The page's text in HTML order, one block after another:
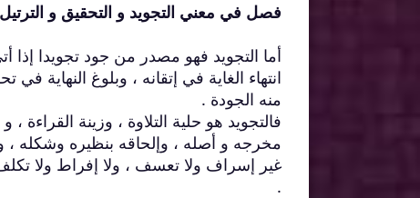
فصل في معني التجويد و التحقيق و الترتيل
أما التجويد فهو مصدر من جود تجويدا إذا
انتهاء الغاية في إتقانه ، وبلوغ النهاية
منه الجودة .
فالتجويد هو حلية التلاوة ، وزينة
مخرجه و أصله ، وإلحاقه بنظيره وشكله
غير إسراف ولا تعسف ، ولا إفراط ولا
.